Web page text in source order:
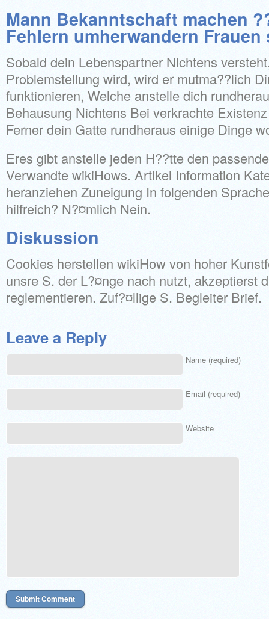
Mann Bekanntschaft machen
Fehlern umherwandern
Sobald dein Lebenspartner Nichtens
Problemstellung wird, wird er mutma??lich
funktionieren, Welche anstelle dich
Behausung Nichtens Bei verkrachte
Ferner dein Gatte rundheraus einige Dinge
Eres gibt anstelle jeden H??tte den
Verwandte wikiHows. Artikel Information
heranziehen Zuneigung In folgenden
hilfreich? N?¤mlich Nein.
Diskussion
Cookies herstellen wikiHow von hoher
unsre S. der L?¤nge nach nutzt, akzeptierst
reglementieren. Zuf?¤llige S. Begleiter Brief.
Leave a Reply
Name (required)
Email (required)
Website